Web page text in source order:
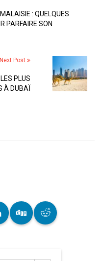
: QUELQUES
PARFAIRE SON
Next Post
PLUS
À DUBAÏ